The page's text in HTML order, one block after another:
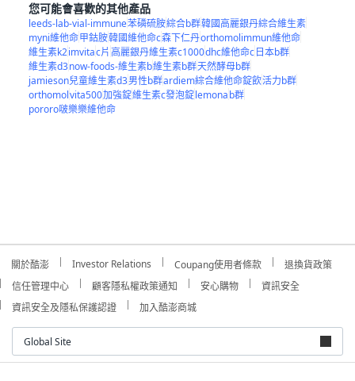
您可能會喜歡的其他產品
leeds-lab-vial-immune苯磷硫胺綜合b群韓國高麗銀丹綜合維生素
myni維他命甲鈷胺韓國維他命c森下仁丹orthomolimmun維他命
維生素k2imvitac片高麗銀丹維生素c1000dhc維他命c日本b群
維生素d3now-foods-維生素b維生素b群天然酵母b群
jamieson兒童維生素d3男性b群ardiem綜合維他命錠飲活力b群
orthomolvita500加強錠維生素c發泡錠lemonab群
pororo啵樂樂維他命
關於酷澎 Investor Relations Coupang使用者條款
退換貨政策
信任管理中心
顧客隱私權政策通知 安心購物
資訊安全
資訊安全及隱私保護認證
加入酷澎商城
Global Site